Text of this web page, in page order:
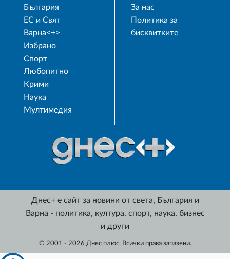
България
ЕС и Свят
Варна<+>
Избрано
Спорт
Любопитно
Крими
Наука
Мултимедия
За нас
Политика за
бисквитките
Днес+ е сайт за новини от света, България и
Варна - политика, култура, спорт, наука, бизнес
и други
© 2001 - 2026 Днес плюс. Всички права запазени.